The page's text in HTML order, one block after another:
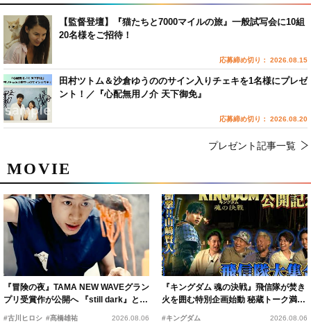
MOVIE
『冒険の夜』TAMA NEW WAVEグラン
プリ受賞作が公開へ 『still dark』と同
時上映決定
#古川ヒロシ #髙橋雄祐 2026.08.06
『キングダム 魂の決戦』飛信隊が焚き
火を囲む特別企画始動 秘蔵トーク満載
の“キングダムキャンプ”開催
#キングダム 2026.08.06
【監督登壇】『猫たちと7000マイルの旅』一般試写会に10組
20名様をご招待！
応募締め切り： 2026.08.15
田村ツトム＆沙倉ゆうののサイン入りチェキを1名様にプレゼ
ント！／『心配無用ノ介 天下御免』
応募締め切り： 2026.08.20
プレゼント記事一覧